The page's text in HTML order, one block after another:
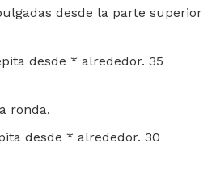
desde la parte superior
desde * alrededor. 35
ronda.
desde * alrededor. 30